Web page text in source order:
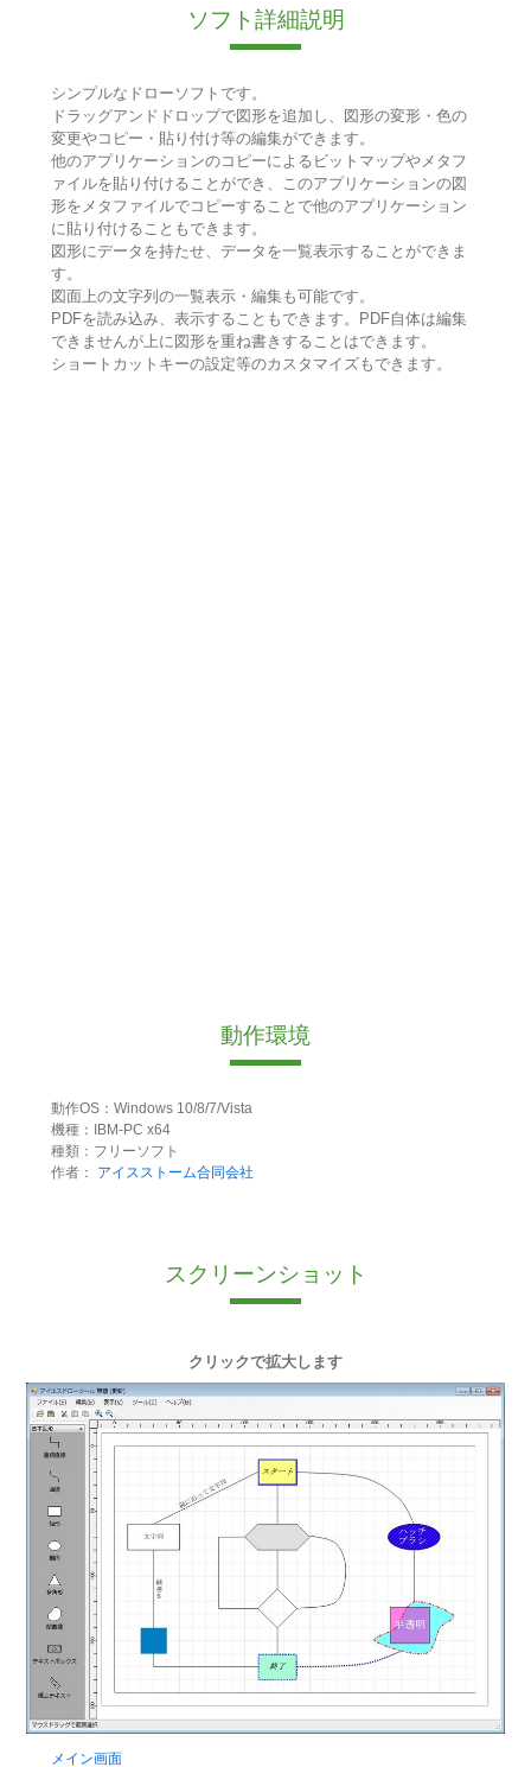
ソフト詳細説明
シンプルなドローソフトです。
ドラッグアンドドロップで図形を追加し、図形の変形・色の
変更やコピー・貼り付け等の編集ができます。
他のアプリケーションのコピーによるビットマップやメタフ
ァイルを貼り付けることができ、このアプリケーションの図
形をメタファイルでコピーすることで他のアプリケーション
に貼り付けることもできます。
図形にデータを持たせ、データを一覧表示することができま
す。
図面上の文字列の一覧表示・編集も可能です。
PDFを読み込み、表示することもできます。PDF自体は編集
できませんが上に図形を重ね書きすることはできます。
ショートカットキーの設定等のカスタマイズもできます。
動作環境
動作OS：Windows 10/8/7/Vista
機種：IBM-PC x64
種類：フリーソフト
作者：
アイスストーム合同会社
スクリーンショット
クリックで拡大します
メイン画面